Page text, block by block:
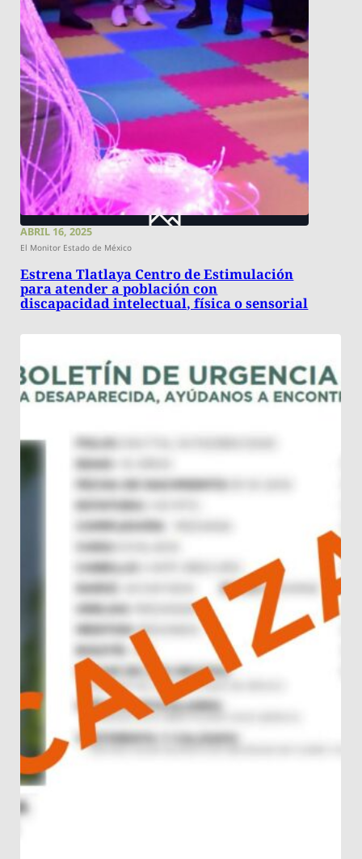
ABRIL 16, 2025
El Monitor Estado de México
Estrena Tlatlaya Centro de Estimulación
para atender a población con
discapacidad intelectual, física o sensorial